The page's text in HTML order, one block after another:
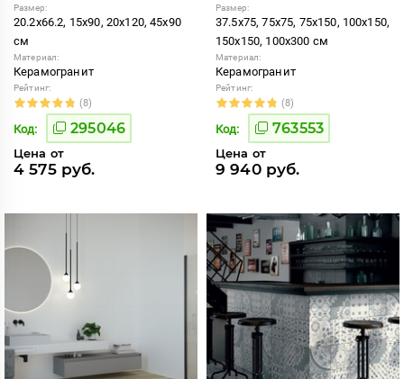
Размер:
20.2x66.2, 15x90, 20x120, 45x90
см
Материал:
Керамогранит
Рейтинг:
(8)
Код: 295046
Цена от
4 575 руб.
Размер:
37.5x75, 75x75, 75x150, 100x150,
150x150, 100x300 см
Материал:
Керамогранит
Рейтинг:
(8)
Код: 763553
Цена от
9 940 руб.